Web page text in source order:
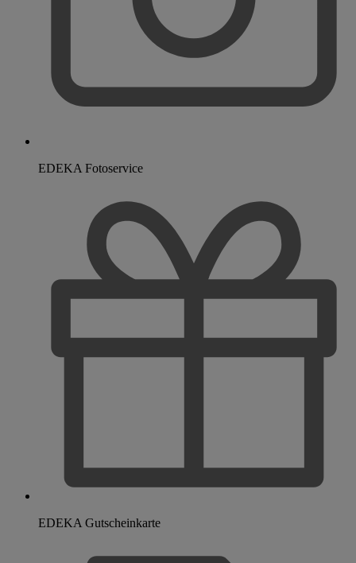
EDEKA Fotoservice
EDEKA Gutscheinkarte